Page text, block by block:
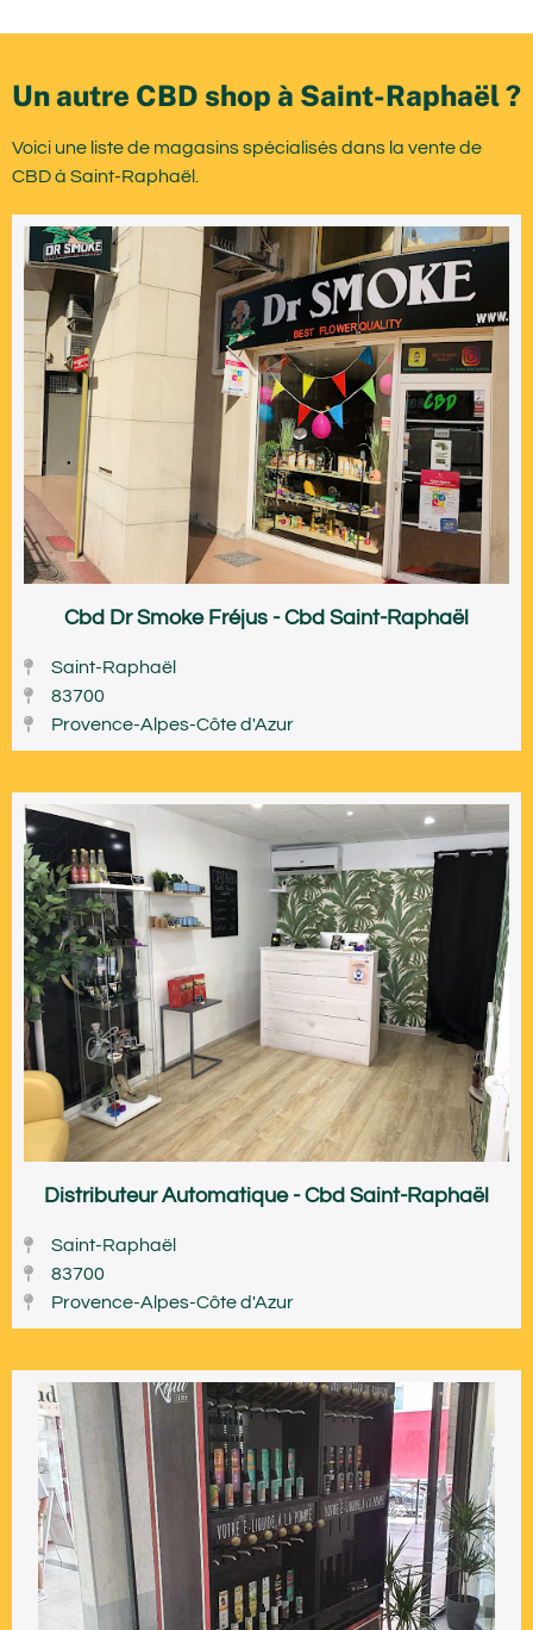
Un autre CBD shop à Saint-Raphaël ?
Voici une liste de magasins spécialisés dans la vente de
CBD à Saint-Raphaël.
Cbd Dr Smoke Fréjus - Cbd Saint-Raphaël
Saint-Raphaël
83700
Provence-Alpes-Côte d'Azur
Distributeur Automatique - Cbd Saint-Raphaël
Saint-Raphaël
83700
Provence-Alpes-Côte d'Azur